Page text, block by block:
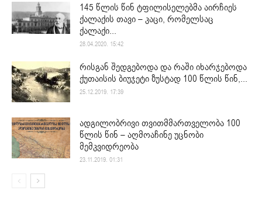
145 წლის წინ ტფილისელებმა აირჩიეს
ქალაქის თავი – კაცი, რომელსაც
ქალაქი...
28.04.2020. 15:42
რისგან შედგებოდა და რაში იხარჯებოდა
ქუთაისის ბიუჯეტი ზუსტად 100 წლის წინ,...
25.12.2019. 17:39
ადგილობრივი თვითმმართველობა 100
წლის წინ – აღმოაჩინე უცნობი
მემკვიდრეობა
23.11.2019. 01:31